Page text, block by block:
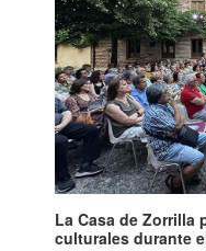
La Casa de Zorrilla
culturales durante